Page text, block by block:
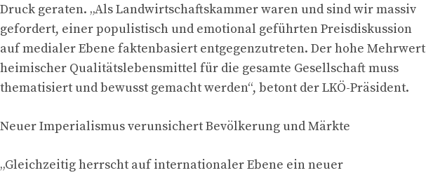
Druck geraten. „Als Landwirtschaftskammer waren und sind wir massiv
gefordert, einer populistisch und emotional geführten Preisdiskussion
auf medialer Ebene faktenbasiert entgegenzutreten. Der hohe Mehrwert
heimischer Qualitätslebensmittel für die gesamte Gesellschaft muss
thematisiert und bewusst gemacht werden“, betont der LKÖ-Präsident.
Neuer Imperialismus verunsichert Bevölkerung und Märkte
„Gleichzeitig herrscht auf internationaler Ebene ein neuer